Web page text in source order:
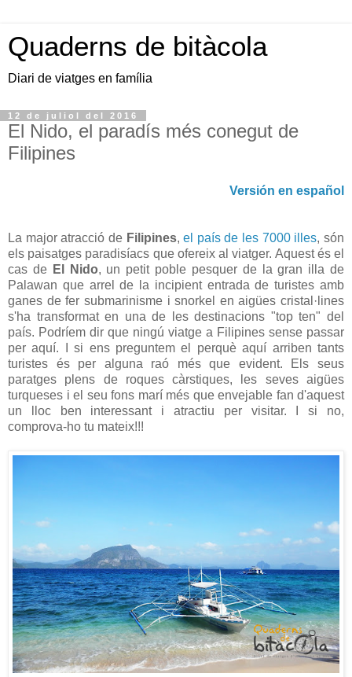
Quaderns de bitàcola
Diari de viatges en família
12 de juliol del 2016
El Nido, el paradís més conegut de
Filipines
Versión en español
La major atracció de Filipines,el país de les 7000 illes, són
els paisatges paradisíacs que ofereix al viatger. Aquest és el
cas de El Nido, un petit poble pesquer de la gran illa de
Palawan que arrel de la incipient entrada de turistes amb
ganes de fer submarinisme i snorkel en aigües cristal·lines
s'ha transformat en una de les destinacions "top ten" del
país. Podríem dir que ningú viatge a Filipines sense passar
per aquí. I si ens preguntem el perquè aquí arriben tants
turistes és per alguna raó més que evident. Els seus
paratges plens de roques càrstiques, les seves aigües
turqueses i el seu fons marí més que envejable fan d'aquest
un lloc ben interessant i atractiu per visitar. I si no,
comprova-ho tu mateix!!!